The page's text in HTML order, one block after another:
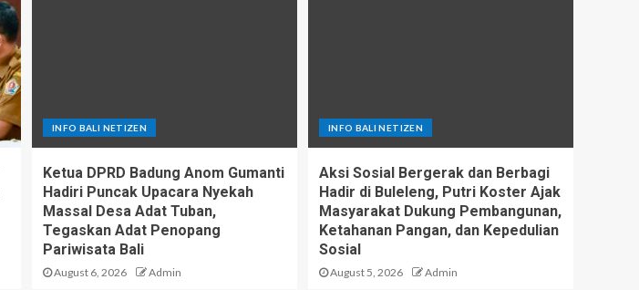
INFO BALI NETIZEN
Ketua DPRD Badung Anom Gumanti
Hadiri Puncak Upacara Nyekah
Massal Desa Adat Tuban,
Tegaskan Adat Penopang
Pariwisata Bali
August 6, 2026 Admin
INFO BALI NETIZEN
Aksi Sosial Bergerak dan Berbagi
Hadir di Buleleng, Putri Koster Ajak
Masyarakat Dukung Pembangunan,
Ketahanan Pangan, dan Kepedulian
Sosial
August 5, 2026 Admin